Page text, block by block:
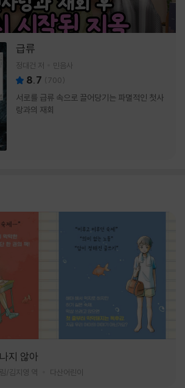
급류
정대건 저 민음사
8.7 (700)
서로를 급류 속으로 끌어당기는 파멸적인 첫사
랑과의 재회
지 않아
/김지영 역 다산어린이